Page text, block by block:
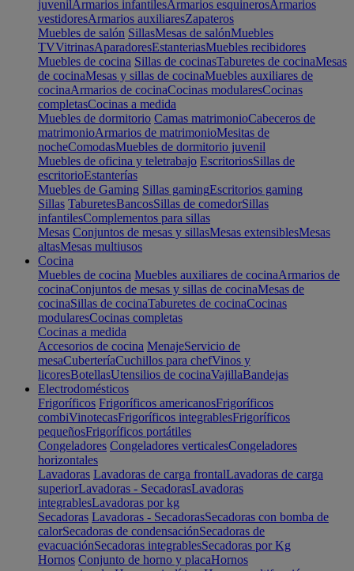
juvenilArmarios infantilesArmarios esquinerosArmarios
vestidoresArmarios auxiliaresZapateros
Muebles de salón SillasMesas de salónMuebles
TVVitrinasAparadoresEstanteriasMuebles recibidores
Muebles de cocina Sillas de cocinasTaburetes de cocinaMesas
de cocinaMesas y sillas de cocinaMuebles auxiliares de
cocinaArmarios de cocinaCocinas modularesCocinas
completasCocinas a medida
Muebles de dormitorio Camas matrimonioCabeceros de
matrimonioArmarios de matrimonioMesitas de
nocheComodasMuebles de dormitorio juvenil
Muebles de oficina y teletrabajo EscritoriosSillas de
escritorioEstanterías
Muebles de Gaming Sillas gamingEscritorios gaming
Sillas TaburetesBancosSillas de comedorSillas
infantilesComplementos para sillas
Mesas Conjuntos de mesas y sillasMesas extensiblesMesas
altasMesas multiusos
Cocina
Muebles de cocina Muebles auxiliares de cocinaArmarios de
cocinaConjuntos de mesas y sillas de cocinaMesas de
cocinaSillas de cocinaTaburetes de cocinaCocinas
modularesCocinas completas
Cocinas a medida
Accesorios de cocina MenajeServicio de
mesaCuberteríaCuchillos para chefVinos y
licoresBotellasUtensilios de cocinaVajillaBandejas
Electrodomésticos
Frigoríficos Frigoríficos americanosFrigoríficos
combiVinotecasFrigoríficos integrablesFrigoríficos
pequeñosFrigoríficos portátiles
Congeladores Congeladores verticalesCongeladores
horizontales
Lavadoras Lavadoras de carga frontalLavadoras de carga
superiorLavadoras - SecadorasLavadoras
integrablesLavadoras por kg
Secadoras Lavadoras - SecadorasSecadoras con bomba de
calorSecadoras de condensaciónSecadoras de
evacuaciónSecadoras integrablesSecadoras por Kg
Hornos Conjunto de horno y placaHornos